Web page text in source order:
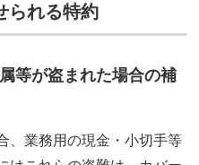
られる特約
等が盗まれた場合の補
、業務用の現金・小切手等